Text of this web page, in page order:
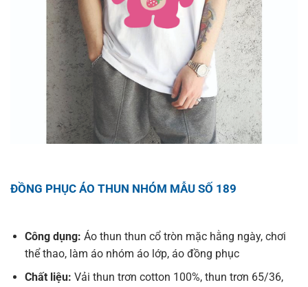
ĐỒNG PHỤC ÁO THUN NHÓM MẪU SỐ 189
Công dụng: Áo thun thun cổ tròn mặc hằng ngày, chơi
thể thao, làm áo nhóm áo lớp, áo đồng phục
Chất liệu: Vải thun trơn cotton 100%, thun trơn 65/36,